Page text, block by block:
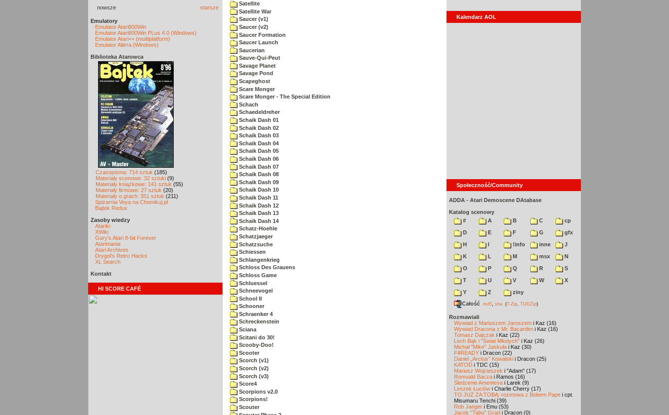
nowsze starsze
Emulatory
Emulator Atari800Win
Emulator Atari800Win PLus 4.0 (Windows)
Emulator Atari++ (multiplatform)
Emulator Altirra (Windows)
Biblioteka Atarowca
Czasopisma: 714 sztuk (185)
Materiały scenowe: 32 sztuki (9)
Materiały książkowe: 141 sztuk (55)
Materiały firmowe: 27 sztuk (20)
Materiały o grach: 351 sztuk (211)
Spiżarnia Voya na Chomikuj.pl
Bajtek Redux
Zasoby wiedzy
Atariki
XWiki
Gury's Atari 8-bit Forever
Atarimania
Atari Archives
Drygol's Retro Hacks
XL Search
Kontakt
HI SCORE CAFÉ
Satellite
Satellite War
Saucer (v1)
Saucer (v2)
Saucer Formation
Saucer Launch
Saucerian
Sauve-Qui-Peut
Savage Planet
Savage Pond
Scapeghost
Scare Monger
Scare Monger - The Special Edition
Schach
Schaedeldreher
Schaik Dash 01
Schaik Dash 02
Schaik Dash 03
Schaik Dash 04
Schaik Dash 05
Schaik Dash 06
Schaik Dash 07
Schaik Dash 08
Schaik Dash 09
Schaik Dash 10
Schaik Dash 11
Schaik Dash 12
Schaik Dash 13
Schaik Dash 14
Schatz-Hoehle
Schatzjaeger
Schatzsuche
Schiessen
Schlangenkrieg
Schloss Des Grauens
Schloss Game
Schluessel
Schneevogel
School II
Schooner
Schraenker 4
Schreckenstein
Sciana
Scitani do 30!
Scooby-Doo!
Scooter
Scorch (v1)
Scorch (v2)
Scorch (v3)
Score4
Scorpions v2.0
Scorpions!
Scouter
Kalendarz AOL
Społeczność/Community
ADDA - Atari Demoscene DAtabase
Katalog scenowy
#
A B C
cp
D
E F G
gfx
H
I !info inne
J
K
L M msx
N
O
P Q R
S
T
U V W
X
Y
Z
ziny
Całość md5 sha (7-Zip TUGZip)
Rozmawiali
Wywiad z Mariuszem Jaroszem i Kaz (16)
Wywiad Dracona z Mr. Bacardim i Kaz (16)
Tomasz Dajczak i Kaz (22)
Lech Bąk i "Świat Młodych" i Kaz (26)
Michał "Mike" Jaskuła i Kaz (30)
F#READY i Dracon (22)
Daniel „Arctus” Kowalski i Dracon (25)
KATOD i TDC (15)
Mariusz Wojcieszek i "Adam" (17)
Romuald Bacza i Ramos (16)
Śledzenie Amentesa i Larek (9)
Leszek Łuciów i Charlie Cherry (17)
TO JUŻ ZA TOBĄ: rozmowa z Bobem Pape i cpt.
Misumaru Tenchi (39)
Rob Jaeger i Emu (53)
Jacek "Tabu" Grad i Dracon (0)